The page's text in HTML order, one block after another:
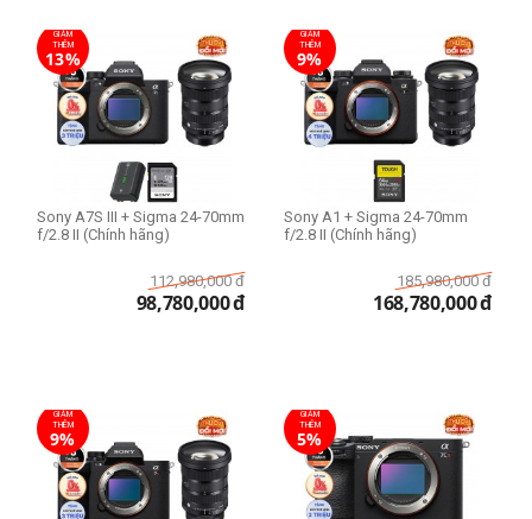
GIẢM
THÊM
13%
Sony A7S III + Sigma 24-70mm
f/2.8 II (Chính hãng)
112,980,000 đ
98,780,000đ
GIẢM
THÊM
9%
Sony A1 + Sigma 24-70mm
f/2.8 II (Chính hãng)
185,980,000 đ
168,780,000đ
GIẢM
THÊM
9%
GIẢM
THÊM
5%